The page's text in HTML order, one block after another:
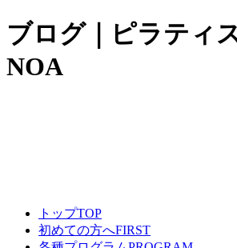
ブログ｜ピラティ
NOA
トップTOP
初めての方へFIRST